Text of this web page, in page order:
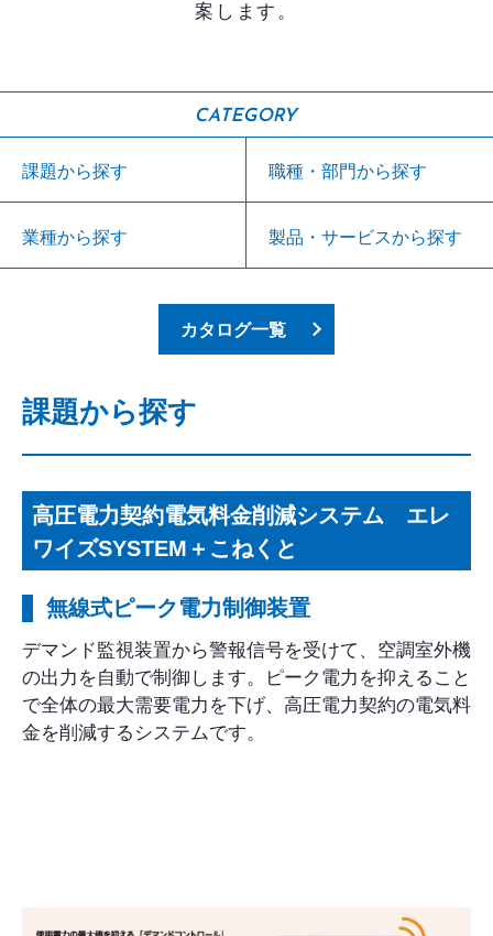
案します。
CATEGORY
課題から探す 職種・部門から探す
業種から探す 製品・サービスから探す
カタログ一覧
課題から探す
高圧電力契約電気料金削減システム エレ
ワイズSYSTEM＋こねくと
無線式ピーク電力制御装置
デマンド監視装置から警報信号を受けて、空調室外機
の出力を自動で制御します。ピーク電力を抑えること
で全体の最大需要電力を下げ、高圧電力契約の電気料
金を削減するシステムです。